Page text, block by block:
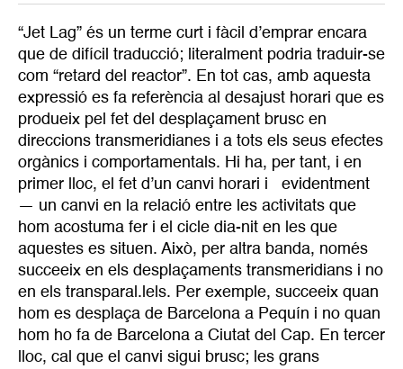
“Jet Lag” és un terme curt i fàcil d’emprar encara
que de difícil traducció; literalment podria traduir-se
com “retard del reactor”. En tot cas, amb aquesta
expressió es fa referència al desajust horari que es
produeix pel fet del desplaçament brusc en
direccions transmeridianes i a tots els seus efectes
orgànics i comportamentals. Hi ha, per tant, i en
primer lloc, el fet d’un canvi horari i evidentment
— un canvi en la relació entre les activitats que
hom acostuma fer i el cicle dia-nit en les que
aquestes es situen. Això, per altra banda, només
succeeix en els desplaçaments transmeridians i no
en els transparal.lels. Per exemple, succeeix quan
hom es desplaça de Barcelona a Pequín i no quan
hom ho fa de Barcelona a Ciutat del Cap. En tercer
lloc, cal que el canvi sigui brusc; les grans